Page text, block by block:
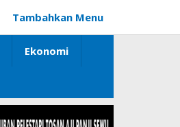
Tambahkan Menu
Ekonomi